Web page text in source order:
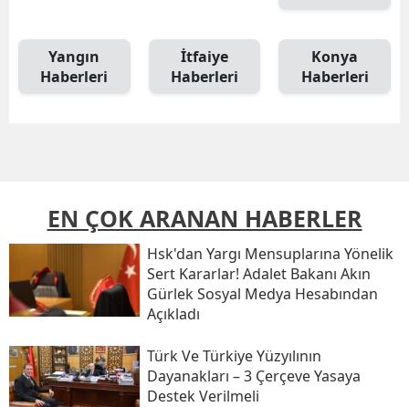
Yangın
Haberleri
İtfaiye
Haberleri
Konya
Haberleri
EN ÇOK ARANAN HABERLER
Hsk'dan Yargı Mensuplarına Yönelik
Sert Kararlar! Adalet Bakanı Akın
Gürlek Sosyal Medya Hesabından
Açıkladı
Türk Ve Türkiye Yüzyılının
Dayanakları – 3 Çerçeve Yasaya
Destek Verilmeli